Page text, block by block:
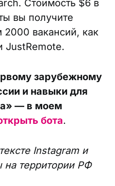
Стоимость $6 в
вы получите
2000 вакансий, как
JustRemote.
зарубежному
и навыки для
— в моем
бота.
Instagram и
на территории РФ